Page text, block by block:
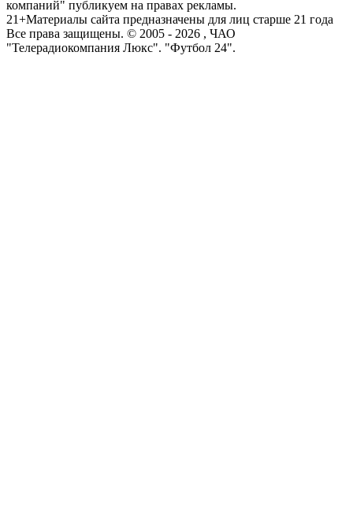
компаний" публикуем на правах рекламы.
21+Материалы сайта предназначены для лиц старше 21 года
Все права защищены. © 2005 - 2026 , ЧАО
"Телерадиокомпания Люкс". "Футбол 24".